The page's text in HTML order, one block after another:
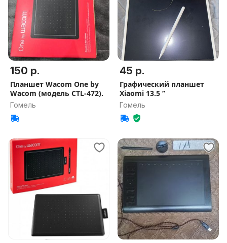
150 р.
Планшет Wacom One by
Wacom (модель CTL-472).
Гомель
45 р.
Графический планшет
Xiaomi 13.5 ’’
Гомель